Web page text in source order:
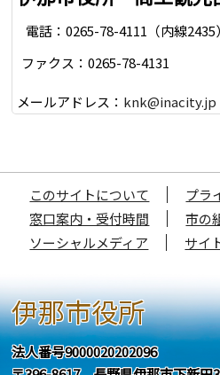
電話：0265-78-4111（内線2435）
ファクス：0265-78-4131
メールアドレス： knk@inacity.jp
このサイトについて
プラ
窓口案内・受付時間
市の
ソーシャルメディア
サイ
伊那市役所
法人番号9000020202096